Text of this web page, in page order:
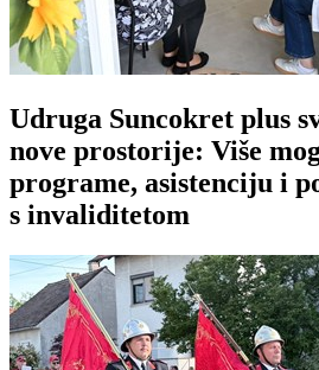
Udruga Suncokret plus
nove prostorije: Više
programe, asistenciju i
s invaliditetom